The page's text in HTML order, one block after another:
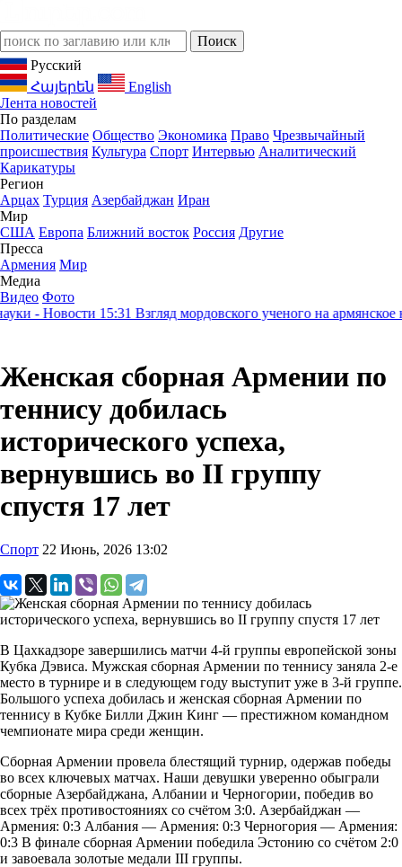
Русский
Հայերեն
English
Лента новостей
По разделам
Политические Общество Экономика Право Чрезвычайный
происшествия Культура Спорт Интервью Аналитический
Карикатуры
Регион
Арцах Турция Азербайджан Иран
Мир
США Европа Ближний восток Россия Другие
Пресса
Армения Мир
Медиа
Видео Фото
Новости15:31Взгляд мордовского ученого на армянское
Женская сборная Армении по
теннису добилась
исторического успеха,
вернувшись во II группу
спустя 17 лет
Спорт 22 Июнь, 2026 13:02
В Цахкадзоре завершились матчи 4-й группы европейской зоны
Кубка Дэвиса. Мужская сборная Армении по теннису заняла 2-е
место в турнире и в следующем году выступит уже в 3-й группе.
Большого успеха добилась и женская сборная Армении по
теннису в Кубке Билли Джин Кинг — престижном командном
чемпионате мира среди женщин.
Сборная Армении провела блестящий турнир, одержав победы
во всех ключевых матчах. Наши девушки уверенно обыграли
сборные Азербайджана, Албании и Черногории, победив во
всех трёх противостояниях со счётом 3:0. Азербайджан —
Армения: 0:3 Албания — Армения: 0:3 Черногория — Армения:
0:3 В финале сборная Армении победила Эстонию со счётом 2:0
и завоевала золотые медали III группы.